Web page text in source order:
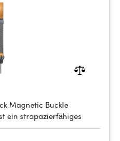
Magnetic Buckle
ein strapazierfähiges